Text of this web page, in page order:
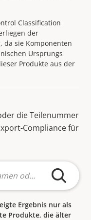
Classification
der
da sie Komponenten
Ursprungs
Produkte aus der
die Teilenummer
Compliance für
Ergebnis nur als
Produkte, die älter